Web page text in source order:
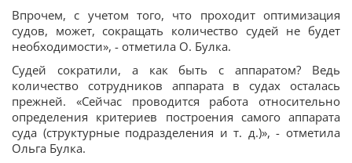
Впрочем, с учетом того, что проходит оптимизация
судов, может, сокращать количество судей не будет
необходимости», - отметила О. Булка.
Судей сократили, а как быть с аппаратом? Ведь
количество сотрудников аппарата в судах осталась
прежней. «Сейчас проводится работа относительно
определения критериев построения самого аппарата
суда (структурные подразделения и т. д.)», - отметила
Ольга Булка.